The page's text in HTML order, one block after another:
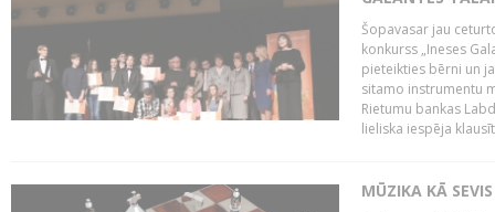
Šopavasar jau
konkurss „Ineses
pieteikties bērni un
sitamo instrumentu
Rietumu bankas
lieliska iespēja
MŪZIKA KĀ